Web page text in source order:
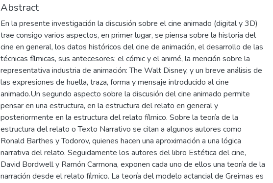
Abstract
En la presente investigación la discusión sobre el cine animado (digital y 3D)
trae consigo varios aspectos, en primer lugar, se piensa sobre la historia del
cine en general, los datos históricos del cine de animación, el desarrollo de las
técnicas fílmicas, sus antecesores: el cómic y el animé, la mención sobre la
representativa industria de animación: The Walt Disney, y un breve análisis de
las expresiones de huella, traza, forma y mensaje introducido al cine
animado.Un segundo aspecto sobre la discusión del cine animado permite
pensar en una estructura, en la estructura del relato en general y
posteriormente en la estructura del relato fílmico. Sobre la teoría de la
estructura del relato o Texto Narrativo se citan a algunos autores como
Ronald Barthes y Todorov, quienes hacen una aproximación a una lógica
narrativa del relato. Seguidamente los autores del libro Estética del cine,
David Bordwell y Ramón Carmona, exponen cada uno de ellos una teoría de la
narración desde el relato fílmico. La teoría del modelo actancial de Greimas es